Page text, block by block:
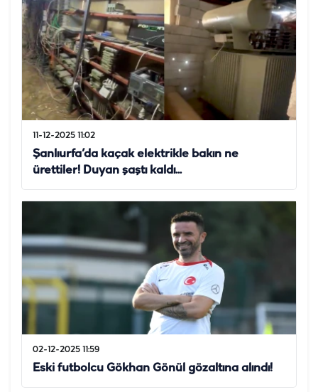
11-12-2025 11:02
Şanlıurfa’da kaçak elektrikle bakın ne
ürettiler! Duyan şaştı kaldı...
02-12-2025 11:59
Eski futbolcu Gökhan Gönül gözaltına alındı!